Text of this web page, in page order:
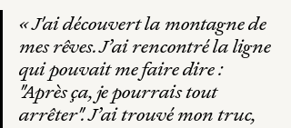
« J'ai découvert la montagne de
mes rêves. J’ai rencontré la ligne
qui pouvait me faire dire :
"Après ça, je pourrais tout
arrêter". J’ai trouvé mon truc,